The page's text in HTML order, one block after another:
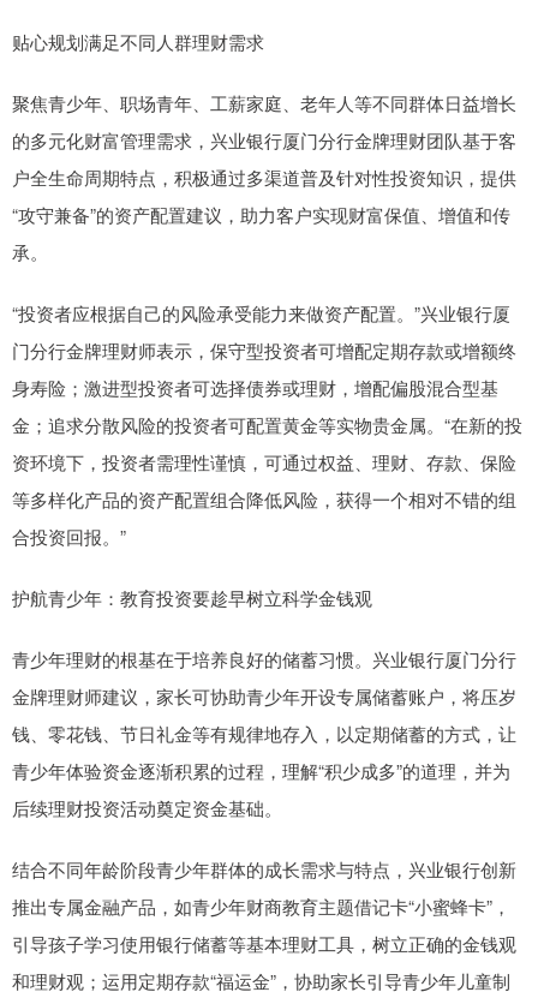
贴心规划满足不同人群理财需求
聚焦青少年、职场青年、工薪家庭、老年人等不同群体日益增长
的多元化财富管理需求，兴业银行厦门分行金牌理财团队基于客
户全生命周期特点，积极通过多渠道普及针对性投资知识，提供
“攻守兼备”的资产配置建议，助力客户实现财富保值、增值和传
承。
“投资者应根据自己的风险承受能力来做资产配置。”兴业银行厦
门分行金牌理财师表示，保守型投资者可增配定期存款或增额终
身寿险；激进型投资者可选择债券或理财，增配偏股混合型基
金；追求分散风险的投资者可配置黄金等实物贵金属。“在新的投
资环境下，投资者需理性谨慎，可通过权益、理财、存款、保险
等多样化产品的资产配置组合降低风险，获得一个相对不错的组
合投资回报。”
护航青少年：教育投资要趁早树立科学金钱观
青少年理财的根基在于培养良好的储蓄习惯。兴业银行厦门分行
金牌理财师建议，家长可协助青少年开设专属储蓄账户，将压岁
钱、零花钱、节日礼金等有规律地存入，以定期储蓄的方式，让
青少年体验资金逐渐积累的过程，理解“积少成多”的道理，并为
后续理财投资活动奠定资金基础。
结合不同年龄阶段青少年群体的成长需求与特点，兴业银行创新
推出专属金融产品，如青少年财商教育主题借记卡“小蜜蜂卡”，
引导孩子学习使用银行储蓄等基本理财工具，树立正确的金钱观
和理财观；运用定期存款“福运金”，协助家长引导青少年儿童制